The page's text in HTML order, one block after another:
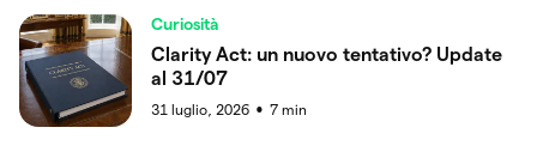
Curiosità
Clarity Act: un nuovo tentativo? Update
al 31/07
31 luglio, 2026 ● 7 min